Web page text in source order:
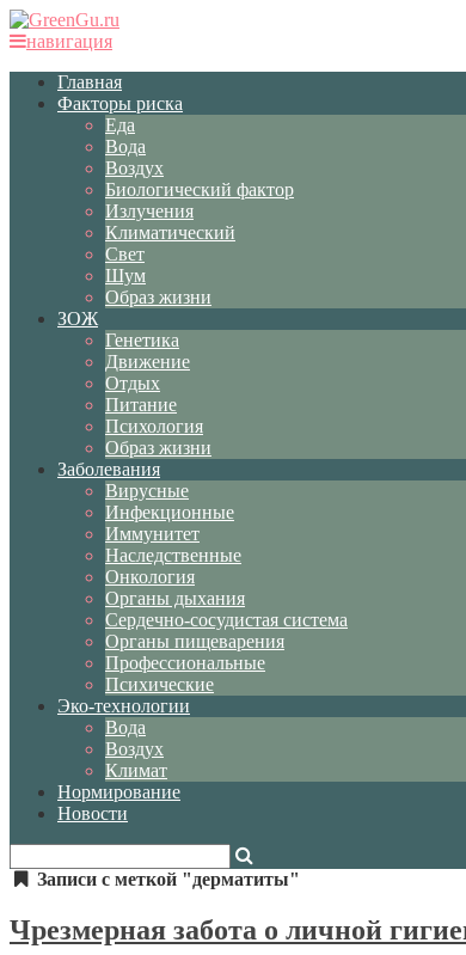
навигация
Главная
Факторы риска
Еда
Вода
Воздух
Биологический фактор
Излучения
Климатический
Свет
Шум
Образ жизни
ЗОЖ
Генетика
Движение
Отдых
Питание
Психология
Образ жизни
Заболевания
Вирусные
Инфекционные
Иммунитет
Наследственные
Онкология
Органы дыхания
Сердечно-сосудистая система
Органы пищеварения
Профессиональные
Психические
Эко-технологии
Вода
Воздух
Климат
Нормирование
Новости
Записи с меткой "дерматиты"
Чрезмерная забота о личной